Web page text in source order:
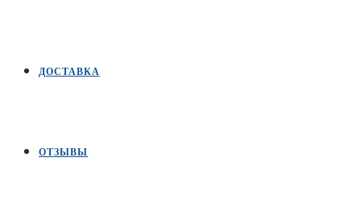
ДОСТАВКА
ОТЗЫВЫ